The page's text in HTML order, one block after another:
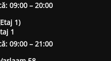
09:00 – 20:00
1)
1
09:00 – 21:00